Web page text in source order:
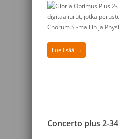
Lue lisää →
Concerto plus 2-34